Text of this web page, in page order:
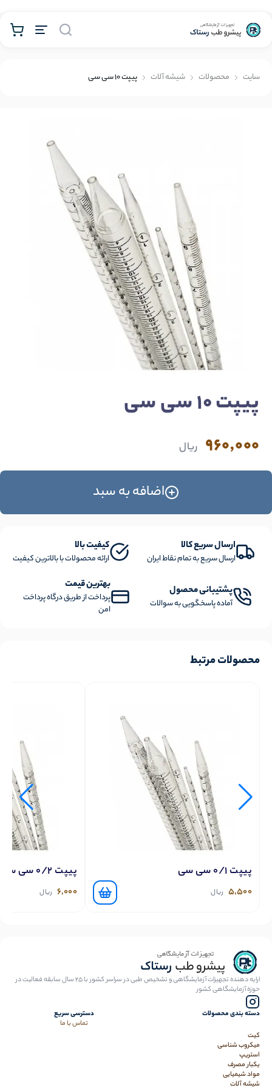
سايت محصولات شیشه آلات پیپت 10 سی سی
پیپت 10 سی سی
960,000 ریال
اضافه به سبد
ارسال سریع کالا
ارسال سریع به تمام نقاط ایران
کیفیت بالا
ارائه محصولات با بالاترین کیفیت
پشتیبانی محصول
آماده پاسخگویی به سوالات
بهترین قیمت
پرداخت از طریق درگاه پرداخت
امن
محصولات مرتبط
پیپت 0/1 سی سی
5,500 ریال
پیپت 0/2 سی سی
6,000 ریال
ارایه دهنده تجهیزات آزمایشگاهی و تشخیص طبی در سراسر کشور با 25 سال سابقه فعالیت در
حوزه آزمایشگاهی کشور
دسته بندی محصولات
کیت
میکروب شناسی
استریپ
یکبار مصرف
مواد شیمیایی
شیشه آلات
دسترسی سریع
تماس با ما